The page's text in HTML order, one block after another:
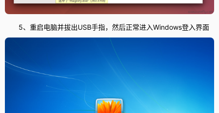
5、重启电脑并拔出USB手指，然后正常进入Windows登入界面